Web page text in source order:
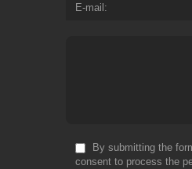
E-mail
By submitting the
consent to process the